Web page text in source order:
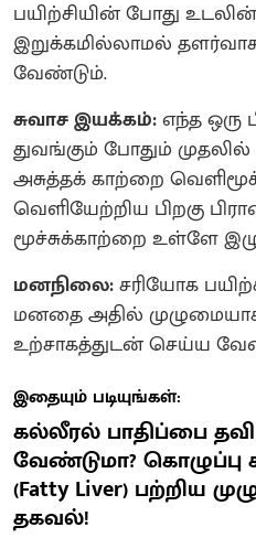
பயிற்சியின் போது
இறுக்கமில்லாமல்
வேண்டும்.
சுவாச இயக்கம்:எந்த ஒரு
துவங்கும் போதும்
அசுத்தக் காற்றை
வெளியேற்றிய பிறகு
மூச்சுக்காற்றை உள்ளே
மனநிலை:சரியோக
மனதை அதில் முழுமையாக
உற்சாகத்துடன் செய்ய
இதையும் படியுங்கள்:
கல்லீரல் பாதிப்பை
வேண்டுமா?
(Fatty Liver) பற்றிய
தகவல்!